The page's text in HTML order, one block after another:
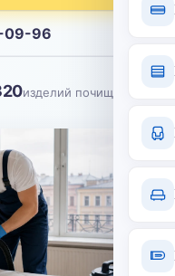
09-96
изделий почищено